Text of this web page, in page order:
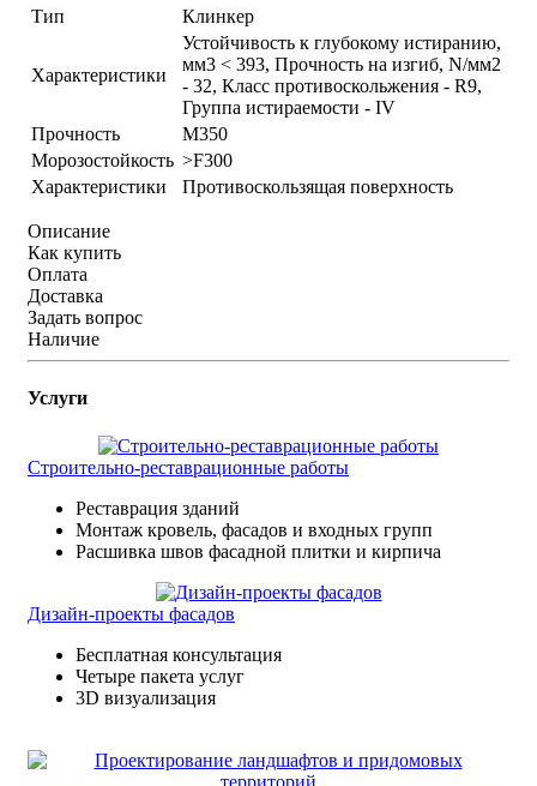
Тип
Клинкер
Характеристики
Устойчивость к глубокому истиранию,
мм3 < 393, Прочность на изгиб, N/мм2
- 32, Класс противоскольжения - R9,
Группа истираемости - IV
Прочность
М350
Морозостойкость >F300
Характеристики
Противоскользящая поверхность
Описание
Как купить
Оплата
Доставка
Задать вопрос
Наличие
Услуги
Строительно-реставрационные работы
Реставрация зданий
Монтаж кровель, фасадов и входных групп
Расшивка швов фасадной плитки и кирпича
Дизайн-проекты фасадов
Бесплатная консультация
Четыре пакета услуг
3D визуализация